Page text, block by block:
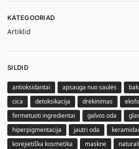
KATEGOORIAD
Artiklid
SILDID
antioksidantai apsauga nuo saulės
cica
detoksikacija drėkinimas
fermetuoti ingredientai
galvos oda
hiperpigmentacija
jautri oda keramidai
korėjietiška kosmetika
masknė